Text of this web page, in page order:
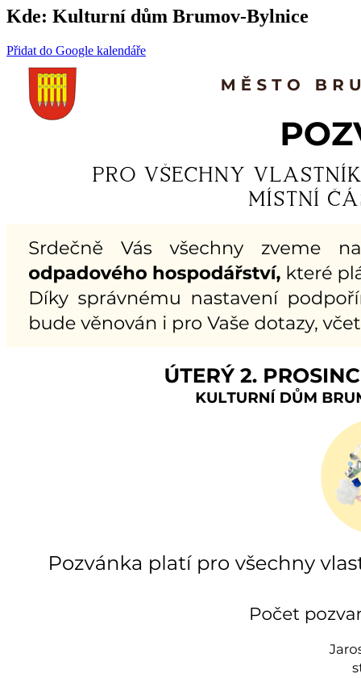
Kde: Kulturní dům Brumov-Bylnice
Přidat do Google kalendáře